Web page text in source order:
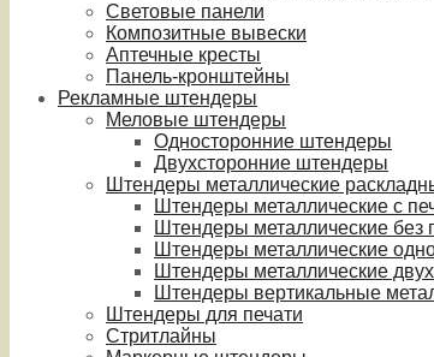
Световые панели
Композитные вывески
Аптечные кресты
Панель-кронштейны
Рекламные штендеры
Меловые штендеры
Односторонние штендеры
Двухсторонние штендеры
Штендеры металлические
Штендеры металлические с
Штендеры металлические без
Штендеры металлические
Штендеры металлические
Штендеры вертикальные
Штендеры для печати
Стритлайны